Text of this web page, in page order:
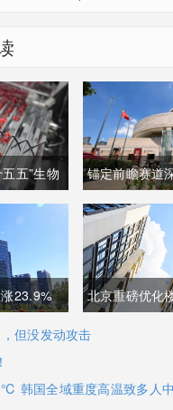
五”生物
展周期
锚定前瞻赛道
壮大高质量未
23.9%
基本盘
北京重磅优化
非京籍购房社
但没发动攻击
韩国全域重度高温致多人